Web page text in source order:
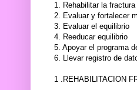
1. Rehabilitar la
2. Evaluar y fortalecer
3. Evaluar el equilibrio
4. Reeducar equilibrio
5. Apoyar el programa
6. Llevar registro de
1 .REHABILITACION